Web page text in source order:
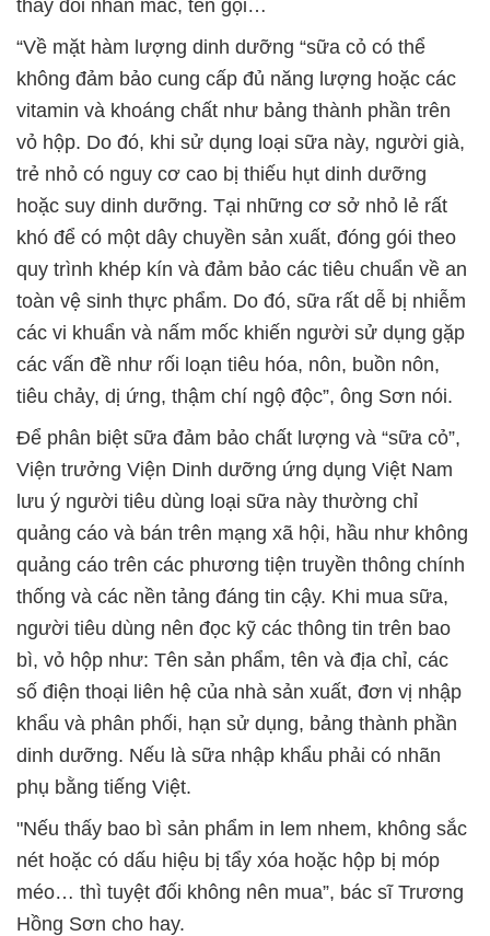
thay đổi nhãn mác, tên gọi…
“Về mặt hàm lượng dinh dưỡng “sữa cỏ có thể
không đảm bảo cung cấp đủ năng lượng hoặc các
vitamin và khoáng chất như bảng thành phần trên
vỏ hộp. Do đó, khi sử dụng loại sữa này, người già,
trẻ nhỏ có nguy cơ cao bị thiếu hụt dinh dưỡng
hoặc suy dinh dưỡng. Tại những cơ sở nhỏ lẻ rất
khó để có một dây chuyền sản xuất, đóng gói theo
quy trình khép kín và đảm bảo các tiêu chuẩn về an
toàn vệ sinh thực phẩm. Do đó, sữa rất dễ bị nhiễm
các vi khuẩn và nấm mốc khiến người sử dụng gặp
các vấn đề như rối loạn tiêu hóa, nôn, buồn nôn,
tiêu chảy, dị ứng, thậm chí ngộ độc”, ông Sơn nói.
Để phân biệt sữa đảm bảo chất lượng và “sữa cỏ”,
Viện trưởng Viện Dinh dưỡng ứng dụng Việt Nam
lưu ý người tiêu dùng loại sữa này thường chỉ
quảng cáo và bán trên mạng xã hội, hầu như không
quảng cáo trên các phương tiện truyền thông chính
thống và các nền tảng đáng tin cậy. Khi mua sữa,
người tiêu dùng nên đọc kỹ các thông tin trên bao
bì, vỏ hộp như: Tên sản phẩm, tên và địa chỉ, các
số điện thoại liên hệ của nhà sản xuất, đơn vị nhập
khẩu và phân phối, hạn sử dụng, bảng thành phần
dinh dưỡng. Nếu là sữa nhập khẩu phải có nhãn
phụ bằng tiếng Việt.
"Nếu thấy bao bì sản phẩm in lem nhem, không sắc
nét hoặc có dấu hiệu bị tẩy xóa hoặc hộp bị móp
méo… thì tuyệt đối không nên mua”, bác sĩ Trương
Hồng Sơn cho hay.